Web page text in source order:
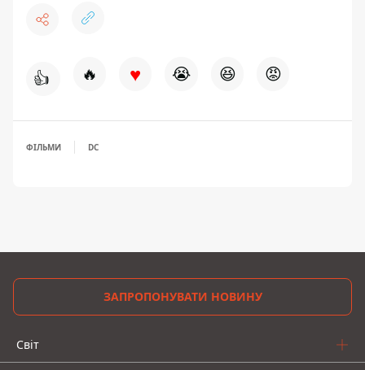
👍 🔥 ♥ 😭 😆 😡
ФІЛЬМИ DC
ЗАПРОПОНУВАТИ НОВИНУ
Світ